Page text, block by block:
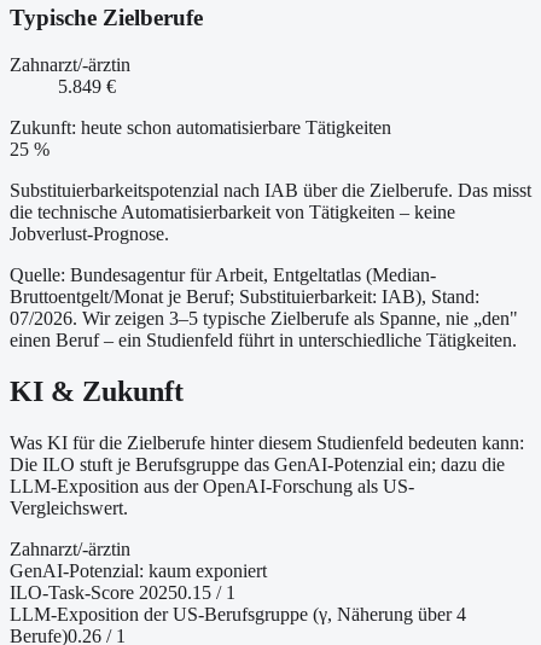
Typische Zielberufe
Zahnarzt/-ärztin
5.849 €
Zukunft: heute schon automatisierbare Tätigkeiten
25 %
Substituierbarkeitspotenzial nach IAB über die Zielberufe. Das misst
die technische Automatisierbarkeit von Tätigkeiten – keine
Jobverlust-Prognose.
Quelle: Bundesagentur für Arbeit, Entgeltatlas (Median-
Bruttoentgelt/Monat je Beruf; Substituierbarkeit: IAB), Stand:
07/2026. Wir zeigen 3–5 typische Zielberufe als Spanne, nie „den"
einen Beruf – ein Studienfeld führt in unterschiedliche Tätigkeiten.
KI & Zukunft
Was KI für die Zielberufe hinter diesem Studienfeld bedeuten kann:
Die ILO stuft je Berufsgruppe das GenAI-Potenzial ein; dazu die
LLM-Exposition aus der OpenAI-Forschung als US-
Vergleichswert.
Zahnarzt/-ärztin
GenAI-Potenzial: kaum exponiert
ILO-Task-Score 20250.15 / 1
LLM-Exposition der US-Berufsgruppe (γ, Näherung über 4
Berufe)0.26 / 1